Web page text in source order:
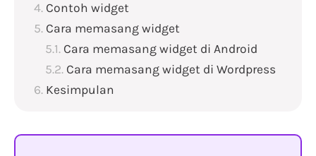
Contoh widget
Cara memasang widget
Cara memasang widget di Android
Cara memasang widget di Wordpress
Kesimpulan